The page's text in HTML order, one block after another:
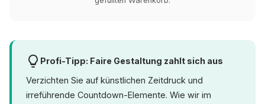
Profi-Tipp: Faire Gestaltung zahlt sich aus
Verzichten Sie auf künstlichen Zeitdruck und
irreführende Countdown-Elemente. Wie wir im